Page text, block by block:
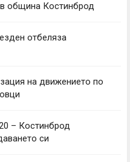
община Костинброд
отбеляза
на движението по
– Костинброд
си